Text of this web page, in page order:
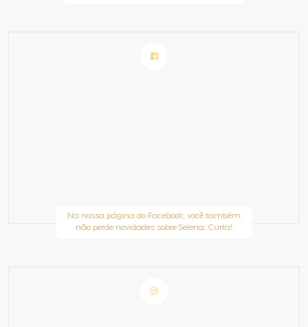
Na nossa página do Facebook, você também
não perde novidades sobre Selena. Curta!